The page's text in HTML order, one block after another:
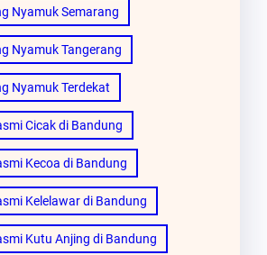
Nyamuk Semarang
Nyamuk Tangerang
Nyamuk Terdekat
Cicak di Bandung
Kecoa di Bandung
Kelelawar di Bandung
Kutu Anjing di Bandung